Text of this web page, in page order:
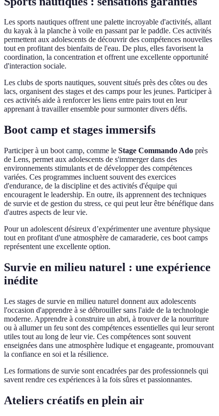
Les sports nautiques offrent une palette incroyable d'activités, allant
du kayak à la planche à voile en passant par le paddle. Ces activités
permettent aux adolescents de découvrir des compétences nouvelles
tout en profitant des bienfaits de l'eau. De plus, elles favorisent la
coordination, la concentration et offrent une excellente opportunité
d'interaction sociale.
Les clubs de sports nautiques, souvent situés près des côtes ou des
lacs, organisent des stages et des camps pour les jeunes. Participer à
ces activités aide à renforcer les liens entre pairs tout en leur
apprenant à travailler ensemble pour surmonter divers défis.
Boot camp et stages immersifs
Participer à un boot camp, comme le Stage Commando Ado près
de Lens, permet aux adolescents de s'immerger dans des
environnements stimulants et de développer des compétences
variées. Ces programmes incluent souvent des exercices
d'endurance, de la discipline et des activités d'équipe qui
encouragent le leadership. En outre, ils apprennent des techniques
de survie et de gestion du stress, ce qui peut leur être bénéfique dans
d'autres aspects de leur vie.
Pour un adolescent désireux d’expérimenter une aventure physique
tout en profitant d'une atmosphère de camaraderie, ces boot camps
représentent une excellente option.
Survie en milieu naturel : une expérience
inédite
Les stages de survie en milieu naturel donnent aux adolescents
l'occasion d'apprendre à se débrouiller sans l'aide de la technologie
moderne. Apprendre à construire un abri, à trouver de la nourriture
ou à allumer un feu sont des compétences essentielles qui leur seront
utiles tout au long de leur vie. Ces compétences sont souvent
enseignées dans une atmosphère ludique et engageante, promouvant
la confiance en soi et la résilience.
Les formations de survie sont encadrées par des professionnels qui
savent rendre ces expériences à la fois sûres et passionnantes.
Ateliers créatifs en plein air